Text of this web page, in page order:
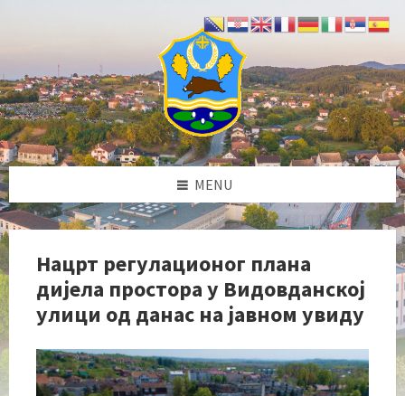
MENU
Нацрт регулационог плана
дијела простора у Видовданској
улици од данас на јавном увиду